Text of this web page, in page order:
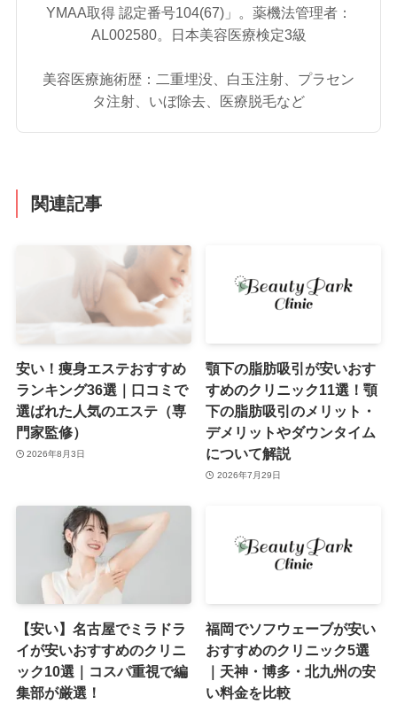
YMAA取得 認定番号104(67)」。薬機法管理者：
AL002580。日本美容医療検定3級
美容医療施術歴：二重埋没、白玉注射、プラセン
タ注射、いぼ除去、医療脱毛など
関連記事
安い！痩身エステおすすめ
ランキング36選｜口コミで
選ばれた人気のエステ（専
門家監修）
2026年8月3日
顎下の脂肪吸引が安いおす
すめのクリニック11選！顎
下の脂肪吸引のメリット・
デメリットやダウンタイム
について解説
2026年7月29日
【安い】名古屋でミラドラ
イが安いおすすめのクリニ
ック10選｜コスパ重視で編
集部が厳選！
福岡でソフウェーブが安い
おすすめのクリニック5選
｜天神・博多・北九州の安
い料金を比較